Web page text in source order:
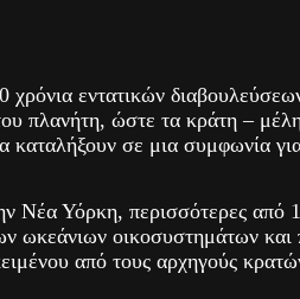
εντατικών
πλανήτη, ώστε τα κράτη –
σε μια συμφωνία
Νέα Υόρκη, περισσότερες από
ωκεάνιων οικοσυστημάτων και
από τους αρχηγούς